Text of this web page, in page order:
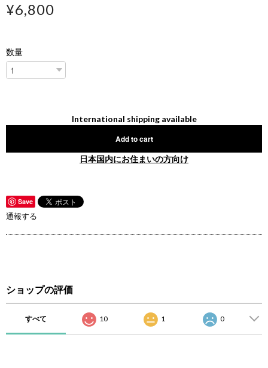
¥6,800
数量
International shipping available
Add to cart
日本国内にお住まいの方向け
Save
通報する
ショップの評価
すべて 10 1 0